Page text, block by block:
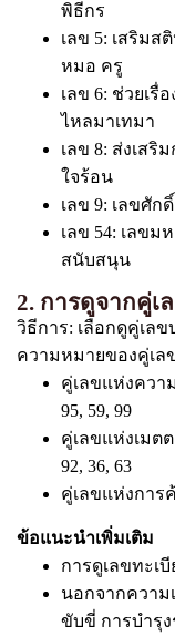
พิธีกร
เลข 5: เสริม
หมอ ครู
เลข 6: ช่วยเ
ไหลมาเทมา
เลข 8: ส่งเสริ
ใจร้อน
เลข 9: เลขศั
เลข 54: เลข
สนับสนุน
2. การดูจากคู่เ
วิธีการ: เลือกดูคู่เล
ความหมายของคู่เล
คู่เลขแห่งควา
95, 59, 99
คู่เลขแห่งเมตต
92, 36, 63
คู่เลขแห่งการค้
ข้อแนะนำเพิ่มเติม
การดูเลขทะเ
นอกจากความ
ขับขี่ การบำรุ